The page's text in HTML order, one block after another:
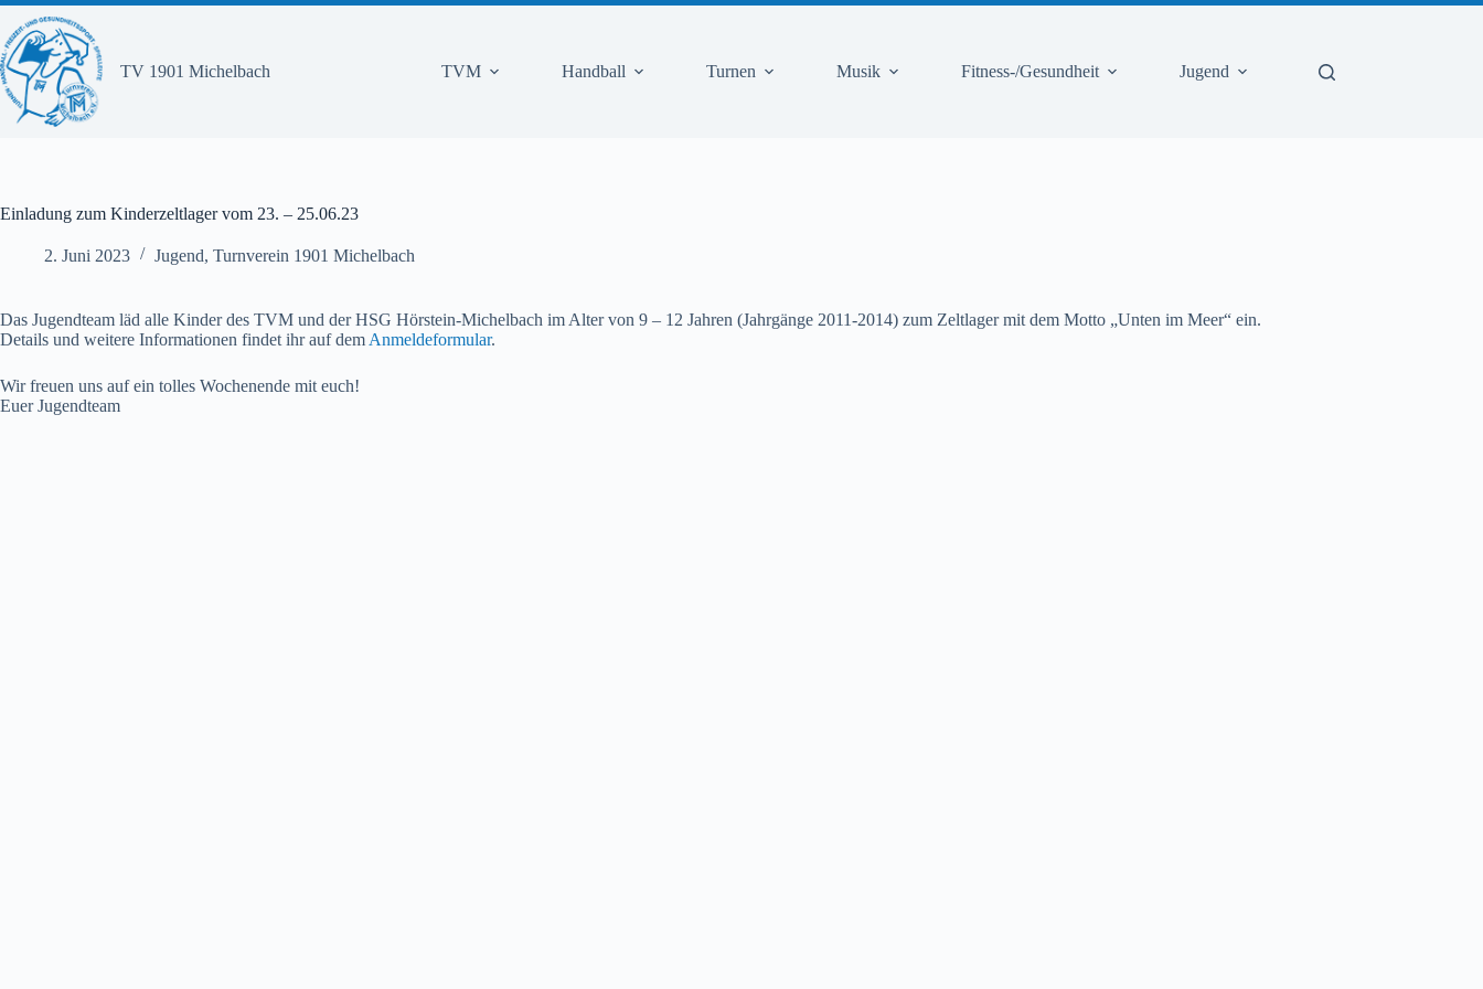
Zum
Inhalt
springen
TV 1901 Michelbach
TVM Handball Turnen Musik Fitness-/Gesundheit Jugend
Einladung zum Kinderzeltlager vom 23. – 25.06.23
2. Juni 2023 Jugend, Turnverein 1901 Michelbach
Das Jugendteam läd alle Kinder des TVM und der HSG Hörstein-Michelbach im Alter von 9 – 12 Jahren (Jahrgänge 2011-2014) zum Zeltlager mit dem Motto „Unten im Meer“ ein.
Details und weitere Informationen findet ihr auf dem Anmeldeformular.
Wir freuen uns auf ein tolles Wochenende mit euch!
Euer Jugendteam